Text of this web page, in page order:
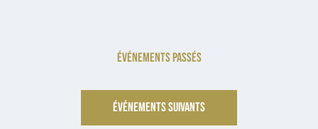
ÉVÉNEMENTS PASSÉS
ÉVÉNEMENTS SUIVANTS